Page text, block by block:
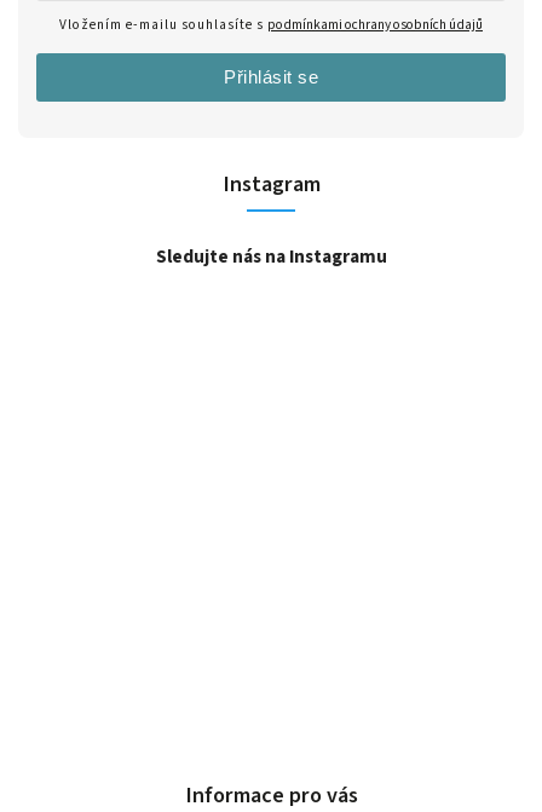
Instagram
Sledujte nás na Instagramu
Informace pro vás
Vložením e-mailu souhlasíte s podmínkami ochrany osobních údajů
Přihlásit se